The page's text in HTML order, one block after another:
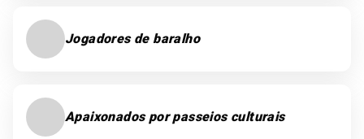
Jogadores de baralho
Apaixonados por passeios culturais